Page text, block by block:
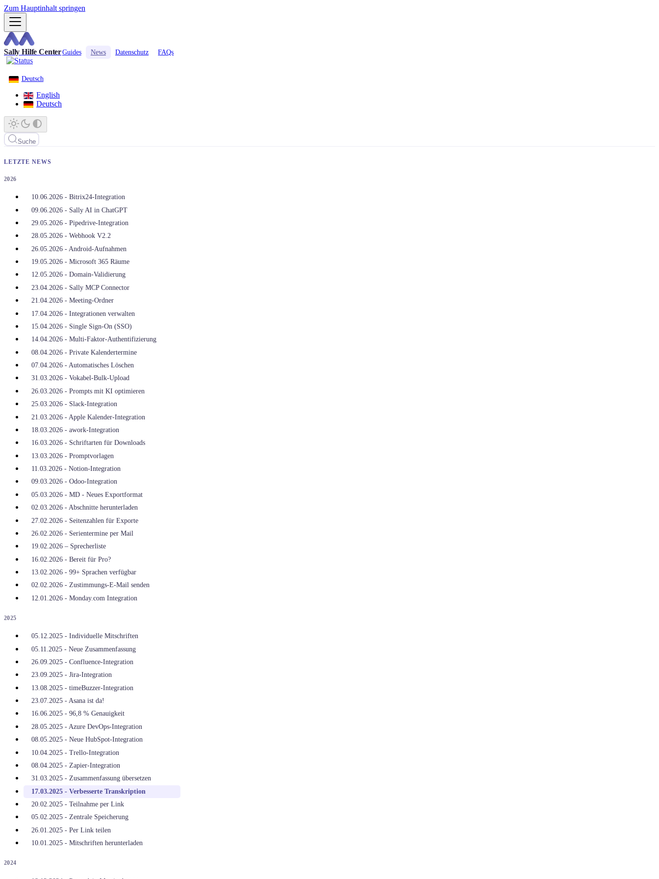
Zum Hauptinhalt springen
Sally Hilfe CenterGuides News Datenschutz FAQs
Deutsch
English
Deutsch
Suche
LETZTE NEWS
2026
10.06.2026 - Bitrix24-Integration
09.06.2026 - Sally AI in ChatGPT
29.05.2026 - Pipedrive-Integration
28.05.2026 - Webhook V2.2
26.05.2026 - Android-Aufnahmen
19.05.2026 - Microsoft 365 Räume
12.05.2026 - Domain-Validierung
23.04.2026 - Sally MCP Connector
21.04.2026 - Meeting-Ordner
17.04.2026 - Integrationen verwalten
15.04.2026 - Single Sign-On (SSO)
14.04.2026 - Multi-Faktor-Authentifizierung
08.04.2026 - Private Kalendertermine
07.04.2026 - Automatisches Löschen
31.03.2026 - Vokabel-Bulk-Upload
26.03.2026 - Prompts mit KI optimieren
25.03.2026 - Slack-Integration
21.03.2026 - Apple Kalender-Integration
18.03.2026 - awork-Integration
16.03.2026 - Schriftarten für Downloads
13.03.2026 - Promptvorlagen
11.03.2026 - Notion-Integration
09.03.2026 - Odoo-Integration
05.03.2026 - MD - Neues Exportformat
02.03.2026 - Abschnitte herunterladen
27.02.2026 - Seitenzahlen für Exporte
26.02.2026 - Serientermine per Mail
19.02.2026 – Sprecherliste
16.02.2026 - Bereit für Pro?
13.02.2026 - 99+ Sprachen verfügbar
02.02.2026 - Zustimmungs-E-Mail senden
12.01.2026 - Monday.com Integration
2025
05.12.2025 - Individuelle Mitschriften
05.11.2025 - Neue Zusammenfassung
26.09.2025 - Confluence-Integration
23.09.2025 - Jira-Integration
13.08.2025 - timeBuzzer-Integration
23.07.2025 - Asana ist da!
16.06.2025 - 96,8 % Genauigkeit
28.05.2025 - Azure DevOps-Integration
08.05.2025 - Neue HubSpot-Integration
10.04.2025 - Trello-Integration
08.04.2025 - Zapier-Integration
31.03.2025 - Zusammenfassung übersetzen
17.03.2025 - Verbesserte Transkription
20.02.2025 - Teilnahme per Link
05.02.2025 - Zentrale Speicherung
26.01.2025 - Per Link teilen
10.01.2025 - Mitschriften herunterladen
2024